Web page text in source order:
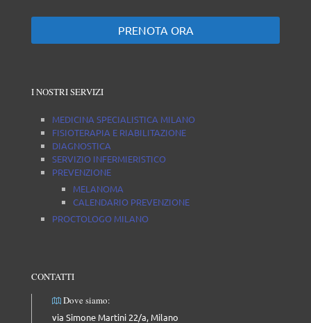
PRENOTA ORA
I NOSTRI SERVIZI
MEDICINA SPECIALISTICA MILANO
FISIOTERAPIA E RIABILITAZIONE
DIAGNOSTICA
SERVIZIO INFERMIERISTICO
PREVENZIONE
MELANOMA
CALENDARIO PREVENZIONE
PROCTOLOGO MILANO
CONTATTI
Dove siamo:
via Simone Martini 22/a, Milano